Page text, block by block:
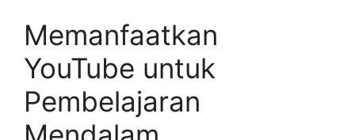
Memanfaatkan
YouTube untuk
Pembelajaran